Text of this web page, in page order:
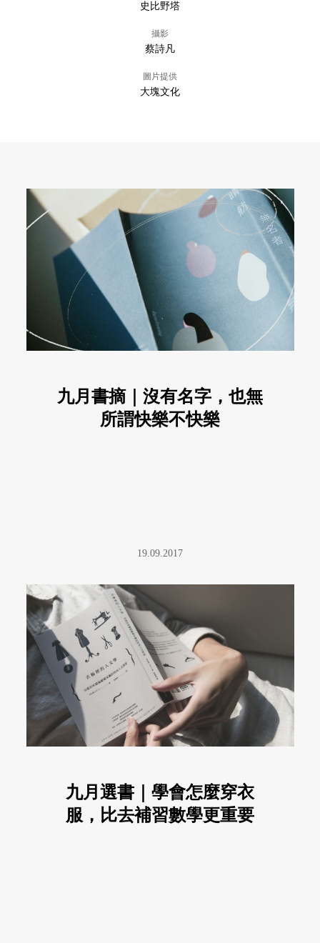
史比野塔
攝影
蔡詩凡
圖片提供
大塊文化
九月書摘｜沒有名字，也無
所謂快樂不快樂
19.09.2017
九月選書｜學會怎麼穿衣
服，比去補習數學更重要